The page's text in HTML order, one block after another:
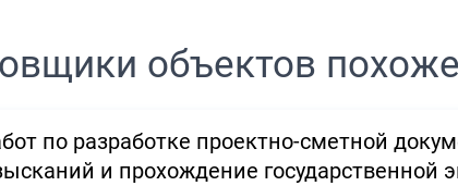
объектов
по разработке проектно-сметной
и прохождение государственной